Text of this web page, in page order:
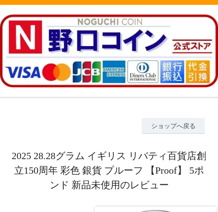
ショップへ戻る
2025 28.28グラム イギリス リバティ百貨店創
立150周年 彩色 銀貨 プルーフ 【Proof】 5ポ
ンド 新品未使用のレビュー